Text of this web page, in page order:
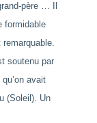
père … Il
formidable
soutenu par
avait
(Soleil). Un